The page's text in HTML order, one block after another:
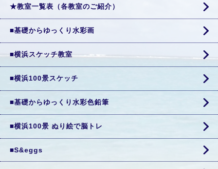
★教室一覧表（各教室のご紹介）
■基礎からゆっくり水彩画
■横浜スケッチ教室
■横浜100景スケッチ
■基礎からゆっくり水彩色鉛筆
■横浜100景 ぬり絵で脳トレ
■S&eggs